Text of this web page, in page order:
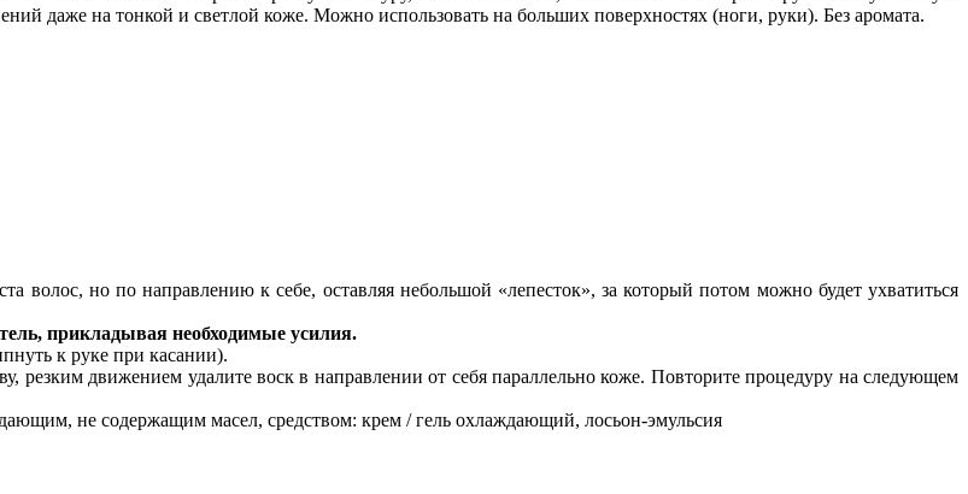
даже на тонкой и светлой коже. Можно использовать на больших поверхностях (ноги, руки). Без аромата.
волос, но по направлению к себе, оставляя небольшой «лепесток», за который потом можно будет ухватиться
прикладывая необходимые усилия.
к руке при касании).
резким движением удалите воск в направлении от себя параллельно коже. Повторите процедуру на следующем
не содержащим масел, средством: крем / гель охлаждающий, лосьон-эмульсия